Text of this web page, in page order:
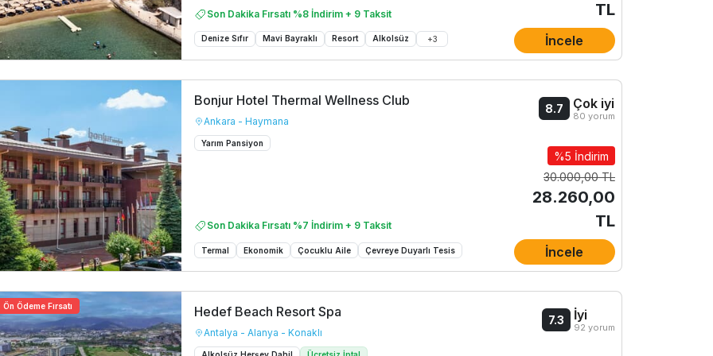
Son Dakika Fırsatı %8 İndirim + 9 Taksit
Denize Sıfır Mavi Bayraklı Resort Alkolsüz +3
TL
İncele
Bonjur Hotel Thermal Wellness Club
Ankara - Haymana
Yarım Pansiyon
Son Dakika Fırsatı %7 İndirim + 9 Taksit
Termal Ekonomik Çocuklu Aile Çevreye Duyarlı Tesis
8.7 Çok iyi
80 yorum
%5 İndirim
30.000,00 TL
28.260,00
TL
İncele
Ödeme Fırsatı Hedef Beach Resort Spa
Antalya - Alanya - Konaklı
Alkolsüz Herşey Dahil Ücretsiz İptal
7.3 İyi
92 yorum